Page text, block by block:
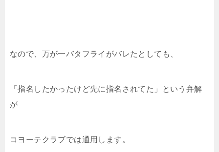
なので、万が一バタフライがバレたとしても、
「指名したかったけど先に指名されてた」という弁解
が
コヨーテクラブでは通用します。